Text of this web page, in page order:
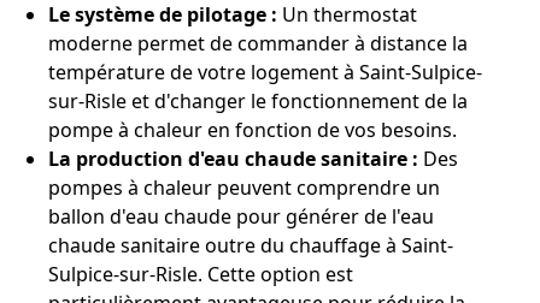
Le système de pilotage : Un thermostat
moderne permet de commander à distance la
température de votre logement à Saint-Sulpice-
sur-Risle et d'changer le fonctionnement de la
pompe à chaleur en fonction de vos besoins.
La production d'eau chaude sanitaire : Des
pompes à chaleur peuvent comprendre un
ballon d'eau chaude pour générer de l'eau
chaude sanitaire outre du chauffage à Saint-
Sulpice-sur-Risle. Cette option est